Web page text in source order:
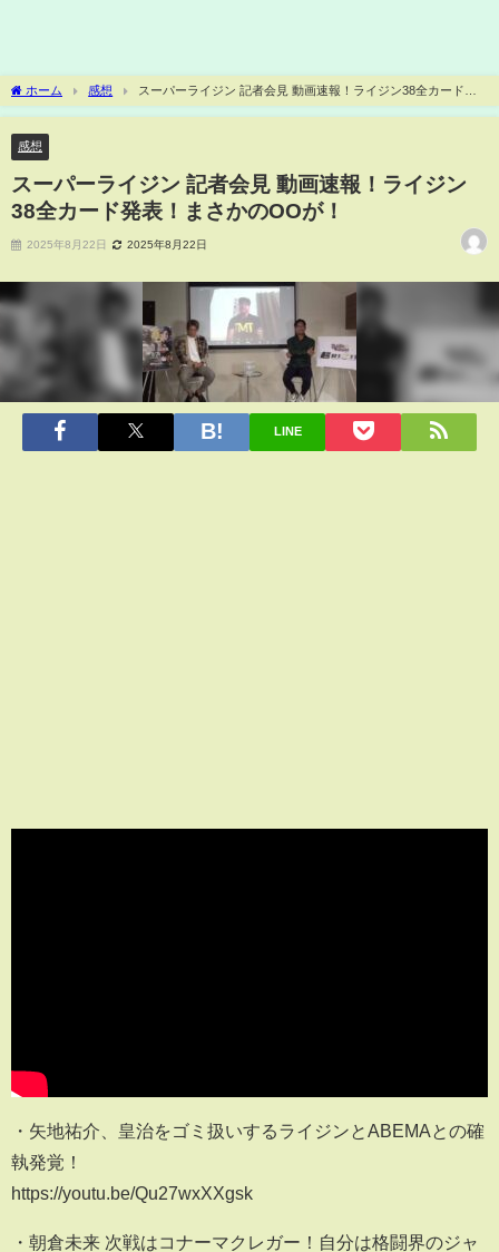
ホーム 感想
スーパーライジン 記者会見 動画速報！ライジン38全カード発
表！まさかのOOが！
感想
スーパーライジン 記者会見 動画速報！ライジン
38全カード発表！まさかのOOが！
2025年8月22日 2025年8月22日
LINE
・矢地祐介、皇治をゴミ扱いするライジンとABEMAとの確
執発覚！
https://youtu.be/Qu27wxXXgsk
・朝倉未来 次戦はコナーマクレガー！自分は格闘界のジャ